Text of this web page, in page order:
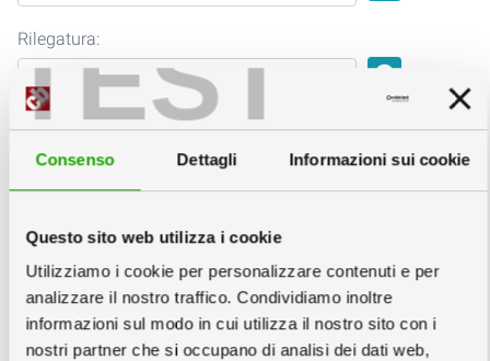
TEST
Consenso Dettagli Informazioni sui cookie
Questo sito web utilizza i cookie
Utilizziamo i cookie per personalizzare contenuti e per
analizzare il nostro traffico. Condividiamo inoltre
informazioni sul modo in cui utilizza il nostro sito con i
nostri partner che si occupano di analisi dei dati web,
Rilegatura:
info
2 Personalizzazione
3 Scegli la quantità e la data
Copie minimo 10